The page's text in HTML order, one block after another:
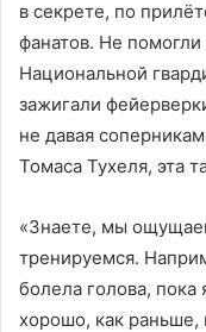
в секрете, по
фанатов. Не
Национальной
зажигали
не давая
Томаса Тухеля, эта
«Знаете, мы
тренируемся.
болела голова, пока
хорошо, как раньше,